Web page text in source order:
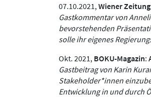
07.10.2021, Wiener Zeitung
Gastkommentar von
bevorstehenden
solle ihr eigenes
Okt. 2021, BOKU-Magazin:
Gastbeitrag von Karin
Stakeholder*innen
Entwicklung in und durch